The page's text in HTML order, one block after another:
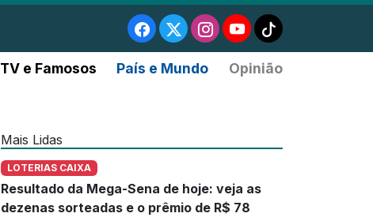
TV e Famosos País e Mundo Opinião
Mais Lidas
LOTERIAS CAIXA
Resultado da Mega-Sena de hoje: veja as
dezenas sorteadas e o prêmio de R$ 78